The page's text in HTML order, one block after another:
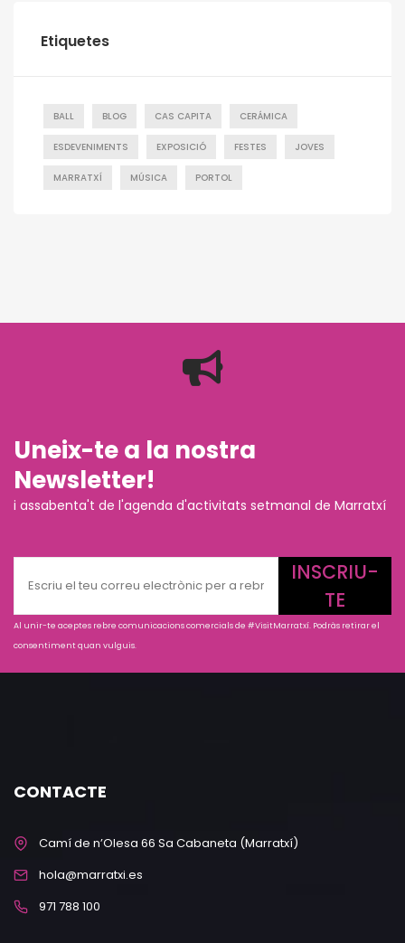
Etiquetes
BALL BLOG CAS CAPITA CERÁMICA
ESDEVENIMENTS EXPOSICIÓ FESTES JOVES
MARRATXÍ MÚSICA PORTOL
Uneix-te a la nostra
Newsletter!
i assabenta't de l'agenda d'activitats setmanal de Marratxí
INSCRIU-
TE
Al unir-te aceptes rebre comunicacions comercials de #VisitMarratxí. Podràs retirar el
consentiment quan vulguis.
CONTACTE
Camí de n’Olesa 66 Sa Cabaneta (Marratxí)
hola@marratxi.es
971 788 100